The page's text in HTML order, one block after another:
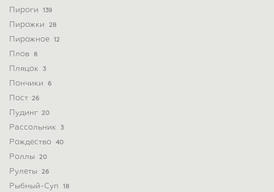
Пироги 139
Пирожки 28
Пирожное 12
Плов 8
Пляцок 3
Пончики 6
Пост 26
Пудинг 20
Рассольник 3
Рождество 40
Роллы 20
Рулеты 26
Рыбный-Суп 18